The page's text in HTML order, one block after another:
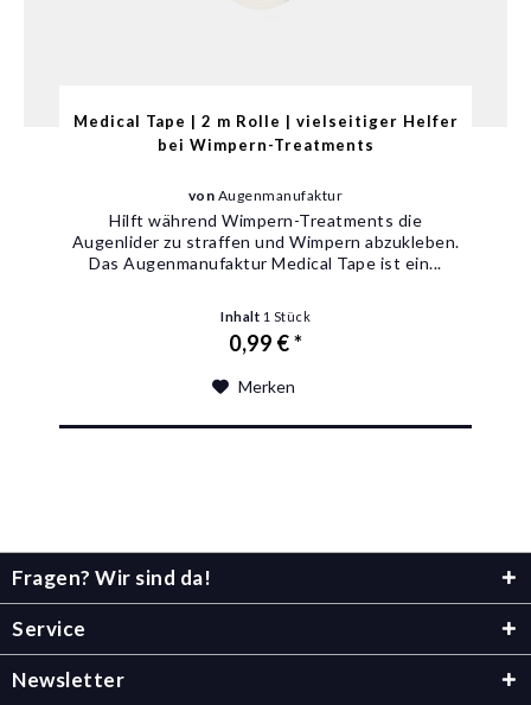
Medical Tape | 2 m Rolle | vielseitiger Helfer
bei Wimpern-Treatments
von Augenmanufaktur
Hilft während Wimpern-Treatments die
Augenlider zu straffen und Wimpern abzukleben.
Das Augenmanufaktur Medical Tape ist ein...
Inhalt 1 Stück
0,99 € *
Merken
Fragen? Wir sind da!
Service
Newsletter